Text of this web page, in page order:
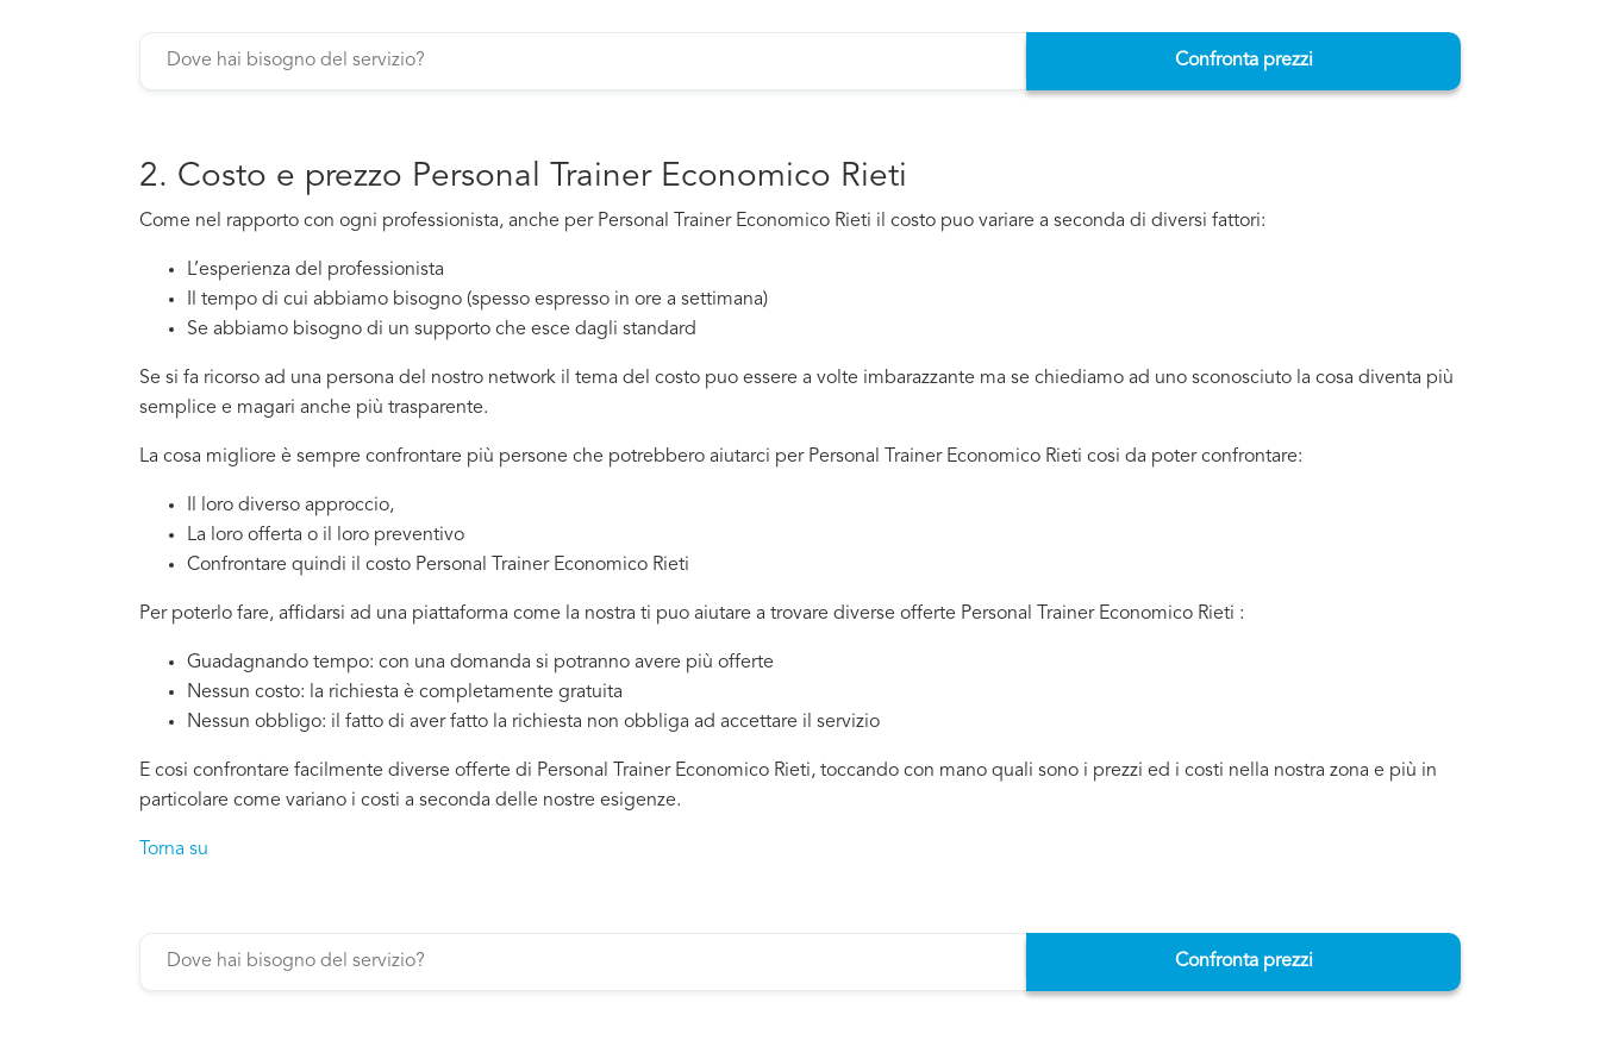
Confronta prezzi
2. Costo e prezzo Personal Trainer Economico Rieti
Come nel rapporto con ogni professionista, anche per Personal Trainer Economico Rieti il costo puo variare a seconda di diversi fattori:
L’esperienza del professionista
Il tempo di cui abbiamo bisogno (spesso espresso in ore a settimana)
Se abbiamo bisogno di un supporto che esce dagli standard
Se si fa ricorso ad una persona del nostro network il tema del costo puo essere a volte imbarazzante ma se chiediamo ad uno sconosciuto la cosa diventa più
semplice e magari anche più trasparente.
La cosa migliore è sempre confrontare più persone che potrebbero aiutarci per Personal Trainer Economico Rieti cosi da poter confrontare:
Il loro diverso approccio,
La loro offerta o il loro preventivo
Confrontare quindi il costo Personal Trainer Economico Rieti
Per poterlo fare, affidarsi ad una piattaforma come la nostra ti puo aiutare a trovare diverse offerte Personal Trainer Economico Rieti :
Guadagnando tempo: con una domanda si potranno avere più offerte
Nessun costo: la richiesta è completamente gratuita
Nessun obbligo: il fatto di aver fatto la richiesta non obbliga ad accettare il servizio
E cosi confrontare facilmente diverse offerte di Personal Trainer Economico Rieti, toccando con mano quali sono i prezzi ed i costi nella nostra zona e più in
particolare come variano i costi a seconda delle nostre esigenze.
Torna su
Confronta prezzi